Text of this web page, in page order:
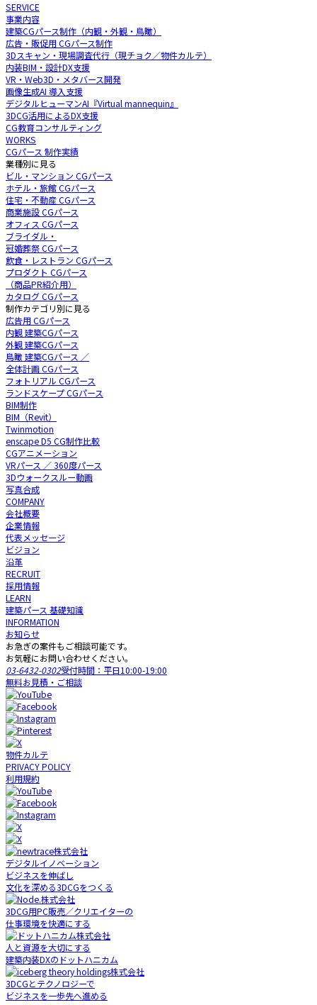
SERVICE
事業内容
建築CGパース制作（内観・外観・鳥瞰）
広告・販促用 CGパース制作
3Dスキャン・現場調査代行（現チョク／物件カルテ）
内装BIM・設計DX支援
VR・Web3D・メタバース開発
画像生成AI 導入支援
デジタルヒューマンAI『Virtual mannequin』
3DCG活用によるDX支援
CG教育コンサルティング
WORKS
CGパース 制作実績
業種別に見る
ビル・マンション CGパース
ホテル・旅館 CGパース
住宅・不動産 CGパース
商業施設 CGパース
オフィス CGパース
ブライダル・
冠婚葬祭 CGパース
飲食・レストラン CGパース
プロダクト CGパース
（商品PR紹介用）
カタログ CGパース
制作カテゴリ別に見る
広告用 CGパース
内観 建築CGパース
外観 建築CGパース
鳥瞰 建築CGパース ／
全体計画 CGパース
フォトリアル CGパース
ランドスケープ CGパース
BIM制作
BIM（Revit）
Twinmotion
enscape D5 CG制作比較
CGアニメーション
VRパース ／ 360度パース
3Dウォークスルー動画
写真合成
COMPANY
会社概要
企業情報
代表メッセージ
ビジョン
沿革
RECRUIT
採用情報
LEARN
建築パース 基礎知識
INFORMATION
お知らせ
お急ぎの案件もご相談可能です。
お気軽にお問い合わせください。
03-6432-0302受付時間：平日10:00-19:00
無料お見積・ご相談
物件カルテ
PRIVACY POLICY
利用規約
デジタルイノベーション
ビジネスを伸ばし
文化を深める3DCGをつくる
3DCG用PC販売／クリエイターの
仕事環境を快適にする
人と資源を大切にする
建築内装DXのドットハニカム
3DCGとテクノロジーで
ビジネスを一歩先へ進める